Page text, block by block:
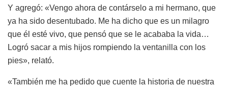
Y agregó: «Vengo ahora de contárselo a mi hermano, que
ya ha sido desentubado. Me ha dicho que es un milagro
que él esté vivo, que pensó que se le acababa la vida…
Logró sacar a mis hijos rompiendo la ventanilla con los
pies», relató.
«También me ha pedido que cuente la historia de nuestra